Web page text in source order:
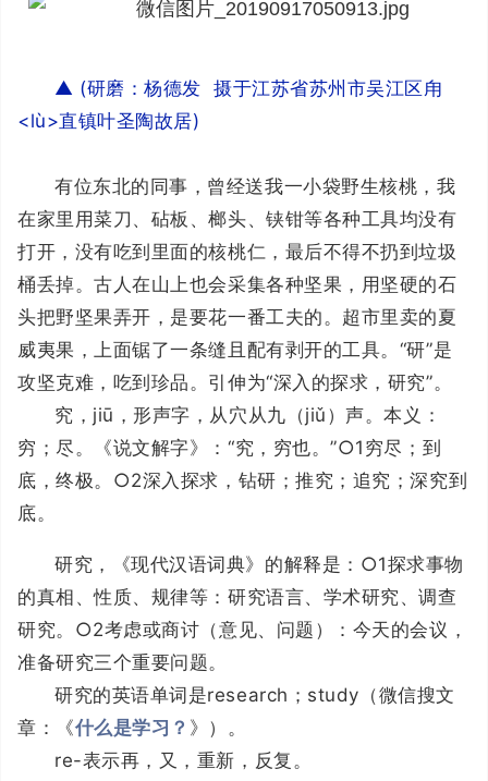
▲ (研磨：杨德发 摄于江苏省苏州市吴江区甪
<lù>直镇叶圣陶故居)
有位东北的同事，曾经送我一小袋野生核桃，我
在家里用菜刀、砧板、榔头、铗钳等各种工具均没有
打开，没有吃到里面的核桃仁，最后不得不扔到垃圾
桶丢掉。古人在山上也会采集各种坚果，用坚硬的石
头把野坚果弄开，是要花一番工夫的。超市里卖的夏
威夷果，上面锯了一条缝且配有剥开的工具。“研”是
攻坚克难，吃到珍品。引伸为“深入的探求，研究”。
究，jiū，形声字，从穴从九（jiǔ）声。本义：
穷；尽。《说文解字》：“究，穷也。”○1穷尽；到
底，终极。○2深入探求，钻研；推究；追究；深究到
底。
研究，《现代汉语词典》的解释是：○1探求事物
的真相、性质、规律等：研究语言、学术研究、调查
研究。○2考虑或商讨（意见、问题）：今天的会议，
准备研究三个重要问题。
研究的英语单词是research；study（微信搜文
章：《什么是学习？ 》）。
re-表示再，又，重新，反复。